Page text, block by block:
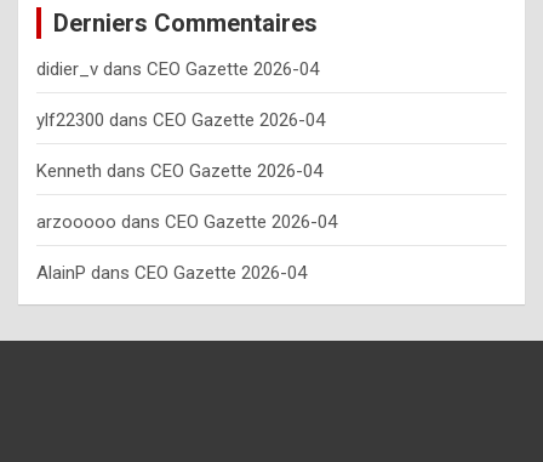
o
t
e
n
y
o
u
s
h
Derniers Commentaires
didier_v dans CEO Gazette 2026-04
ylf22300 dans CEO Gazette 2026-04
Kenneth dans CEO Gazette 2026-04
arzooooo dans CEO Gazette 2026-04
AlainP dans CEO Gazette 2026-04